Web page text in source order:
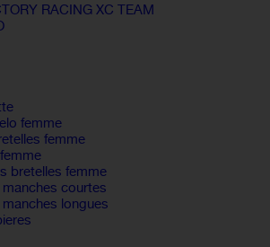
RACING XC TEAM
femme
femme
bretelles femme
courtes
longues